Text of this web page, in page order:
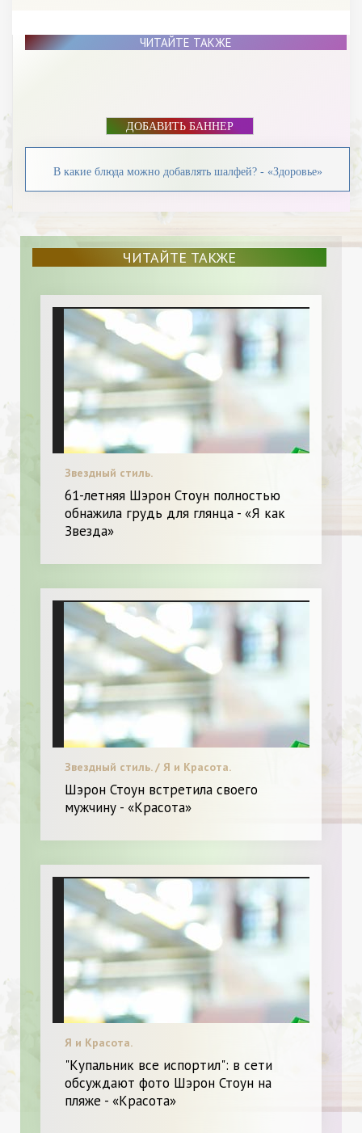
ЧИТАЙТЕ ТАКЖЕ
ДОБАВИТЬ БАННЕР
В какие блюда можно добавлять шалфей? - «Здоровье»
ЧИТАЙТЕ ТАКЖЕ
Звездный стиль.
61-летняя Шэрон Стоун полностью
обнажила грудь для глянца - «Я как
Звезда»
Звездный стиль. / Я и Красота.
Шэрон Стоун встретила своего
мужчину - «Красота»
Я и Красота.
"Купальник все испортил": в сети
обсуждают фото Шэрон Стоун на
пляже - «Красота»